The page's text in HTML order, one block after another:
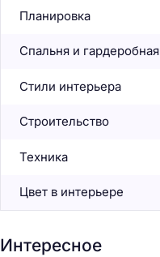
Планировка
Спальня и гардеробная
Стили интерьера
Строительство
Техника
Цвет в интерьере
Интересное